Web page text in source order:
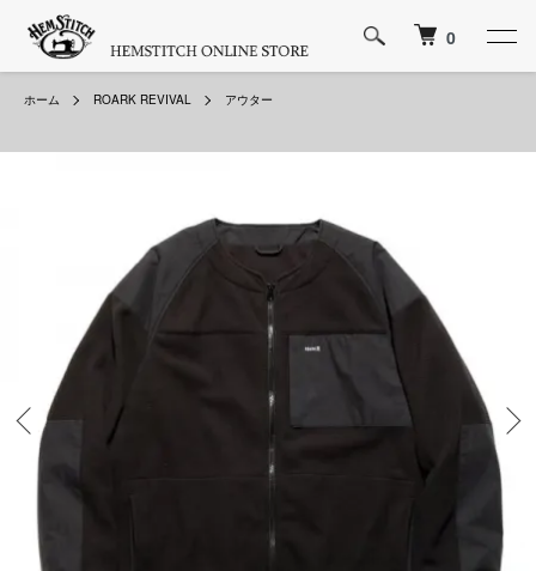
0
ホーム ROARK REVIVAL アウター